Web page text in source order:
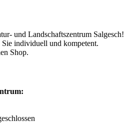
und Landschaftszentrum Salgesch!
individuell und kompetent.
Shop.